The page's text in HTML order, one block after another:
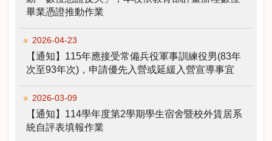
畢業憑證推動作業
2026-04-23
【通知】115年應接受常備兵役軍事訓練役男(83年
次至93年次)，申請優先入營或延緩入營宣導事宜
2026-03-09
【通知】114學年度第2學期學生宿舍暨校外賃居系
統自評表填報作業